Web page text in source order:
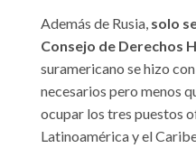
Además de Rusia, solo
Consejo de Derechos
suramericano se hizo
necesarios pero menos
ocupar los tres puestos
Latinoamérica y el